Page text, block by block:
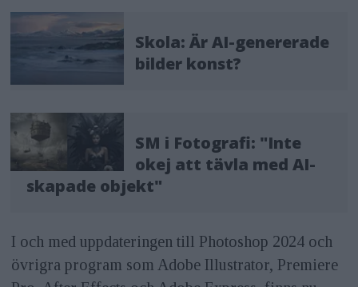
Skola: Är AI-genererade
bilder konst?
SM i Fotografi: "Inte
okej att tävla med AI-
skapade objekt"
I och med uppdateringen till Photoshop 2024 och
övrigra program som Adobe Illustrator, Premiere